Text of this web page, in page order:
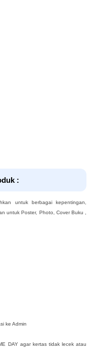
:
untuk berbagai kepentingan,
untuk Poster, Photo, Cover Buku ,
ke Admin
DAY agar kertas tidak lecek atau